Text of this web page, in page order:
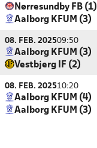
Nørresundby FB (1)
Aalborg KFUM (3)
08. FEB. 202509:50
Aalborg KFUM (3)
Vestbjerg IF (2)
08. FEB. 202510:20
Aalborg KFUM (4)
Aalborg KFUM (3)